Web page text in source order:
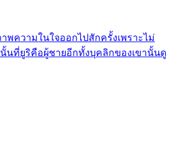
พความในใจออกไปสักครั้งเพราะไม่
นที่ยูริคือผู้ชายอีกทั้งบุคลิกของเขานั้นดู